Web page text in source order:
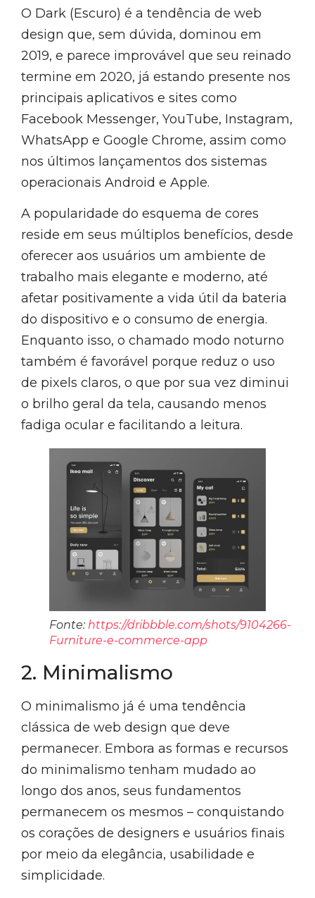
O Dark (Escuro) é a tendência de web
design que, sem dúvida, dominou em
2019, e parece improvável que seu reinado
termine em 2020, já estando presente nos
principais aplicativos e sites como
Facebook Messenger, YouTube, Instagram,
WhatsApp e Google Chrome, assim como
nos últimos lançamentos dos sistemas
operacionais Android e Apple.
A popularidade do esquema de cores
reside em seus múltiplos benefícios, desde
oferecer aos usuários um ambiente de
trabalho mais elegante e moderno, até
afetar positivamente a vida útil da bateria
do dispositivo e o consumo de energia.
Enquanto isso, o chamado modo noturno
também é favorável porque reduz o uso
de pixels claros, o que por sua vez diminui
o brilho geral da tela, causando menos
fadiga ocular e facilitando a leitura.
Fonte: https://dribbble.com/shots/9104266-
Furniture-e-commerce-app
2. Minimalismo
O minimalismo já é uma tendência
clássica de web design que deve
permanecer. Embora as formas e recursos
do minimalismo tenham mudado ao
longo dos anos, seus fundamentos
permanecem os mesmos – conquistando
os corações de designers e usuários finais
por meio da elegância, usabilidade e
simplicidade.